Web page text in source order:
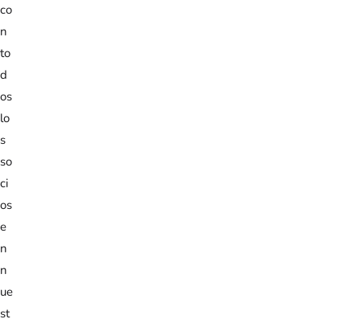
co
n
to
d
os
lo
s
so
ci
os
e
n
n
ue
st